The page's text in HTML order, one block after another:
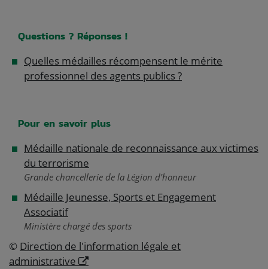
Questions ? Réponses !
Quelles médailles récompensent le mérite
professionnel des agents publics ?
Pour en savoir plus
Médaille nationale de reconnaissance aux victimes
du terrorisme
Grande chancellerie de la Légion d'honneur
Médaille Jeunesse, Sports et Engagement
Associatif
Ministère chargé des sports
© Direction de l'information légale et
administrative